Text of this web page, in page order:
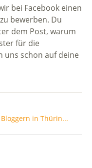
bei Facebook einen
bewerben. Du
dem Post, warum
für die
uns schon auf deine
in Thürin...